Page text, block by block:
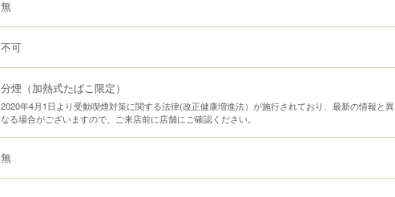
無
不可
分煙（加熱式たばこ限定）
2020年4月1日より受動喫煙対策に関する法律(改正健康増進法）が施行されており、最新の情報と異
なる場合がございますので、ご来店前に店舗にご確認ください。
無